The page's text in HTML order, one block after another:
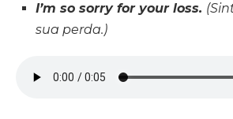
I’m so sorry for your loss.
sua perda.)